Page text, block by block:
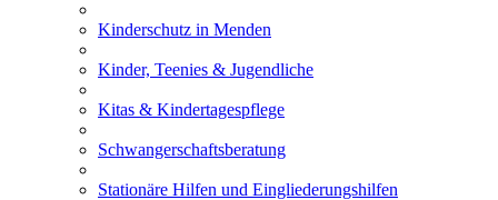
Kinderschutz in Menden
Kinder, Teenies & Jugendliche
Kitas & Kindertagespflege
Schwangerschaftsberatung
Stationäre Hilfen und Eingliederungshilfen